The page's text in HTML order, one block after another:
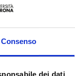
Consenso
dei dati
There
your
You